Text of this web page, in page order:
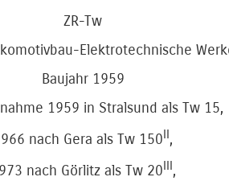
ZR-Tw
Elektrotechnische
Baujahr 1959
1959 in Stralsund als Tw 15,
nach Gera als Tw 150II,
nach Görlitz als Tw 20III,